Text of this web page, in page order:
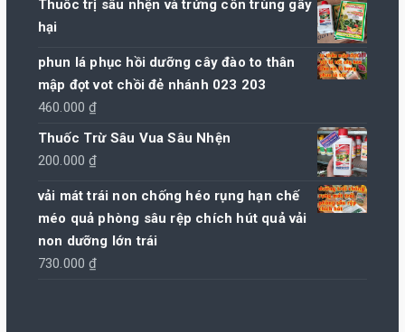
Thuốc trị sâu nhện và trứng côn trùng gây
hại
phun lá phục hồi dưỡng cây đào to thân
mập đọt vot chồi đẻ nhánh 023 203
460.000₫
Thuốc Trừ Sâu Vua Sâu Nhện
200.000₫
vải mát trái non chống héo rụng hạn chế
méo quả phòng sâu rệp chích hút quả vải
non dưỡng lớn trái
730.000₫